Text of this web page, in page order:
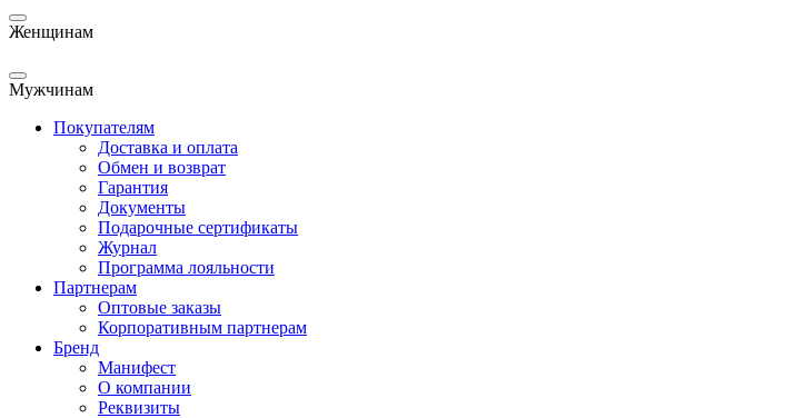
Женщинам
Мужчинам
Покупателям
Доставка и оплата
Обмен и возврат
Гарантия
Документы
Подарочные сертификаты
Журнал
Программа лояльности
Партнерам
Оптовые заказы
Корпоративным партнерам
Бренд
Манифест
О компании
Реквизиты